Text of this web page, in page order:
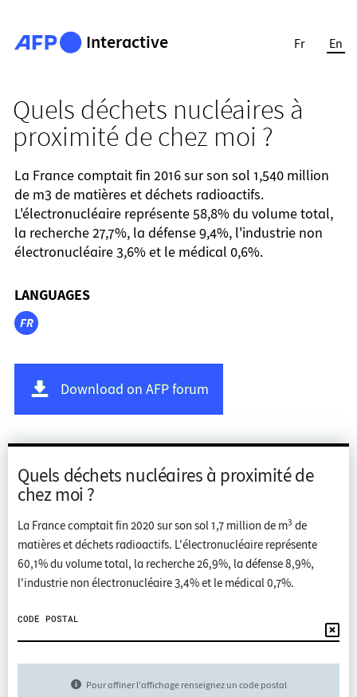
Interactive Fr En
Quels déchets nucléaires à
proximité de chez moi ?
La France comptait fin 2016 sur son sol 1,540 million
de m3 de matières et déchets radioactifs.
L'électronucléaire représente 58,8% du volume total,
la recherche 27,7%, la défense 9,4%, l'industrie non
électronucléaire 3,6% et le médical 0,6%.
LANGUAGES
FR
Download on AFP forum